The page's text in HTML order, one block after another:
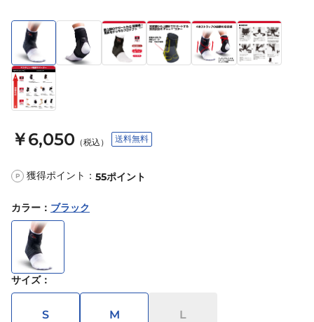
￥6,050 （税込） 送料無料
P 獲得ポイント： 55ポイント
カラー ： ブラック
サイズ：
S M L